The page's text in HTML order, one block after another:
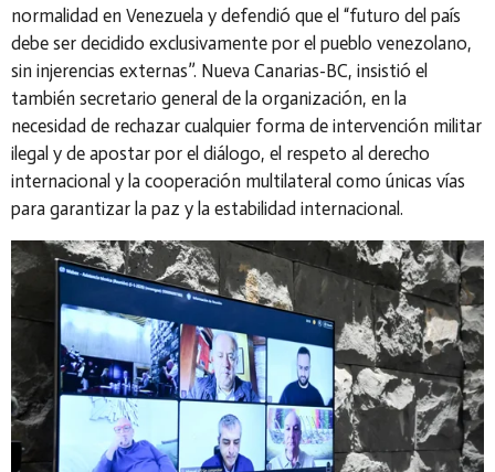
normalidad en Venezuela y defendió que el “futuro del país
debe ser decidido exclusivamente por el pueblo venezolano,
sin injerencias externas”. Nueva Canarias-BC, insistió el
también secretario general de la organización, en la
necesidad de rechazar cualquier forma de intervención militar
ilegal y de apostar por el diálogo, el respeto al derecho
internacional y la cooperación multilateral como únicas vías
para garantizar la paz y la estabilidad internacional.